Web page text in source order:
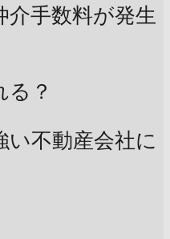
介手数料が発生
る？
い不動産会社に